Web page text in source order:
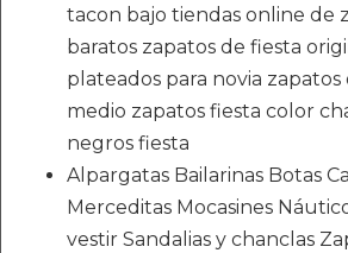
tacon bajo tiendas online de
baratos zapatos de fiesta
plateados para novia
medio zapatos fiesta color
negros fiesta
Alpargatas Bailarinas Botas
Merceditas Mocasines
vestir Sandalias y chanclas